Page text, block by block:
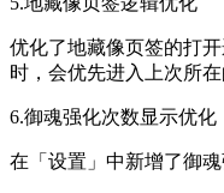
优化了地藏像页签的打
时，会优先进入上次所在
6.御魂强化次数显示优化
在「设置」中新增了御魂